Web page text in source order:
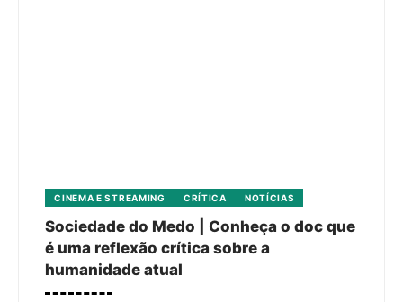
CINEMA E STREAMING CRÍTICA NOTÍCIAS
Sociedade do Medo | Conheça o doc que
é uma reflexão crítica sobre a
humanidade atual